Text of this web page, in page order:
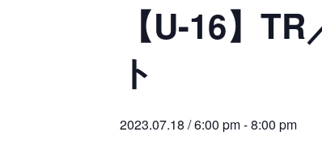
【U-16】
ト
2023.07.18 / 6:00 pm-8:00 pm